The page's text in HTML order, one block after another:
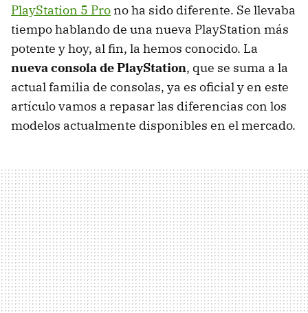
PlayStation 5 Pro no ha sido diferente. Se llevaba
tiempo hablando de una nueva PlayStation más
potente y hoy, al fin, la hemos conocido. La
nueva consola de PlayStation, que se suma a la
actual familia de consolas, ya es oficial y en este
artículo vamos a repasar las diferencias con los
modelos actualmente disponibles en el mercado.